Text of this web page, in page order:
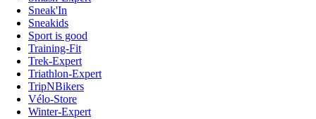
Sneak'In
Sneakids
Sport is good
Training-Fit
Trek-Expert
Triathlon-Expert
TripNBikers
Vélo-Store
Winter-Expert